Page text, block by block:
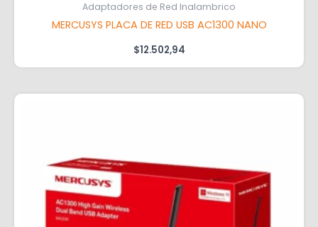
Adaptadores de Red Inalambrico
MERCUSYS PLACA DE RED USB AC1300 NANO
$12.502,94